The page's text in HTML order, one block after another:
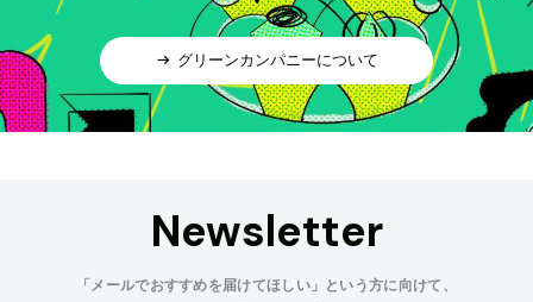
グリーンカンパニーについて
Newsletter
「メールでおすすめを届けてほしい」という方に向けて、